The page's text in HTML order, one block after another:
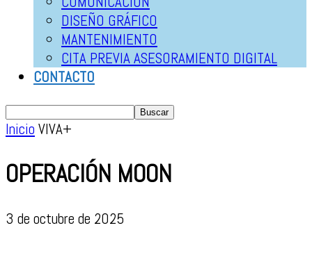
DISEÑO GRÁFICO
MANTENIMIENTO
CITA PREVIA ASESORAMIENTO DIGITAL
CONTACTO
Inicio VIVA+
OPERACIÓN MOON
3 de octubre de 2025